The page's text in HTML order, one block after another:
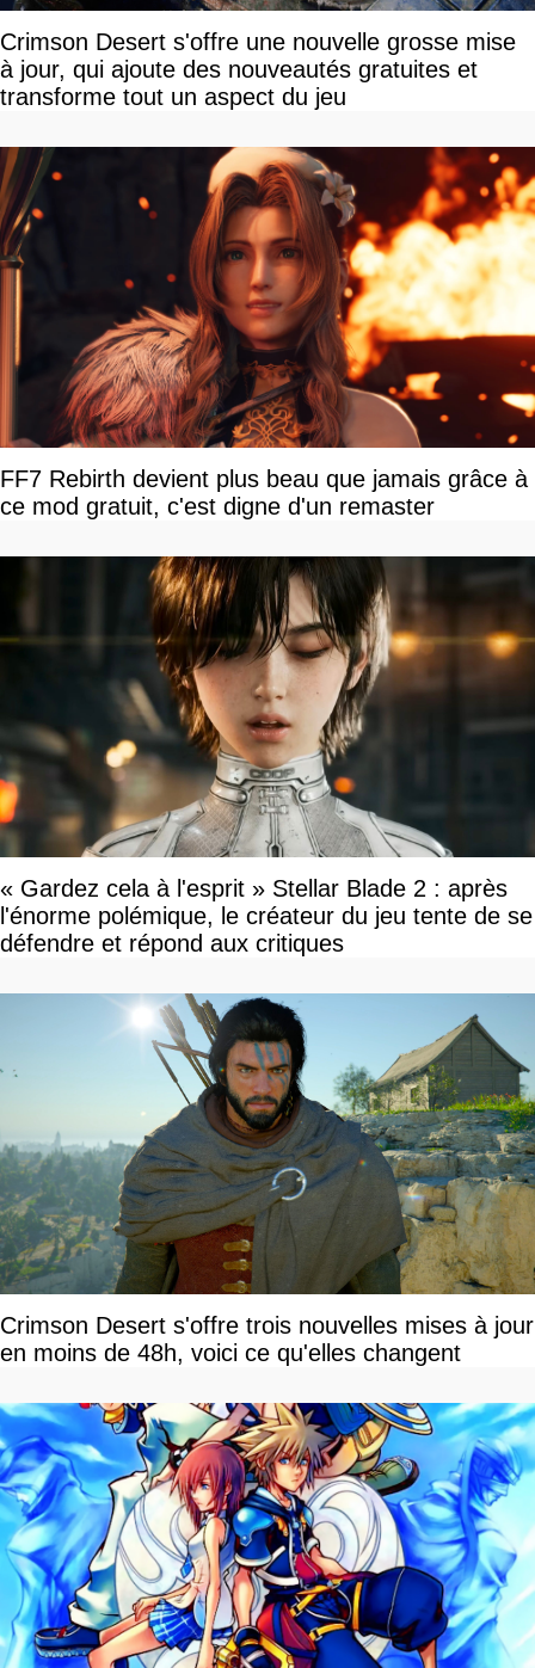
Crimson Desert s'offre une nouvelle grosse mise
à jour, qui ajoute des nouveautés gratuites et
transforme tout un aspect du jeu
FF7 Rebirth devient plus beau que jamais grâce à
ce mod gratuit, c'est digne d'un remaster
« Gardez cela à l'esprit » Stellar Blade 2 : après
l'énorme polémique, le créateur du jeu tente de se
défendre et répond aux critiques
Crimson Desert s'offre trois nouvelles mises à jour
en moins de 48h, voici ce qu'elles changent